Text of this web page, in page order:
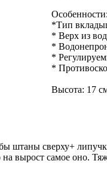
Особенности:
*Тип
* Верх из
*
*
*
Высота: 17
штаны сверху+
вырост самое оно.